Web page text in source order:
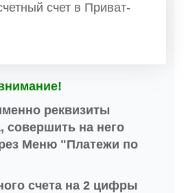
счет в Приват-
реквизиты
совершить на него
Меню "Платежи по
счета на 2 цифры